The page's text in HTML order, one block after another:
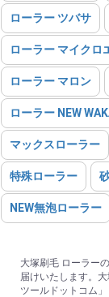
ローラー ツバサ
ローラー マイクロ
ローラー マロン
ローラー NEW
マックスローラー
特殊ローラー
NEW無泡ローラー
大塚刷毛 ローラー
届けいたします。
ツールドットコム」